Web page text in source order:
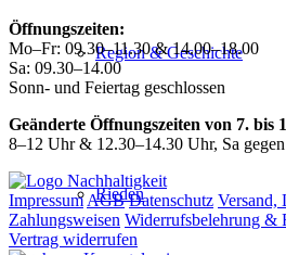
Region & Geschichte
Rieden
Öffnungszeiten:
Mo–Fr: 09.30–11.30 & 14.00–18.00
Sa: 09.30–14.00
Sonn- und Feiertag geschlossen
Geänderte Öffnungszeiten von 7. bis
8–12 Uhr & 12.30–14.30 Uhr, Sa
Impressum AGB Datenschutz Versand,
Zahlungsweisen Widerrufsbelehrung &
Vertrag widerrufen